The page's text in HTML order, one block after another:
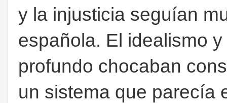
y la injusticia seguían
española. El idealismo
profundo chocaban
un sistema que parecía